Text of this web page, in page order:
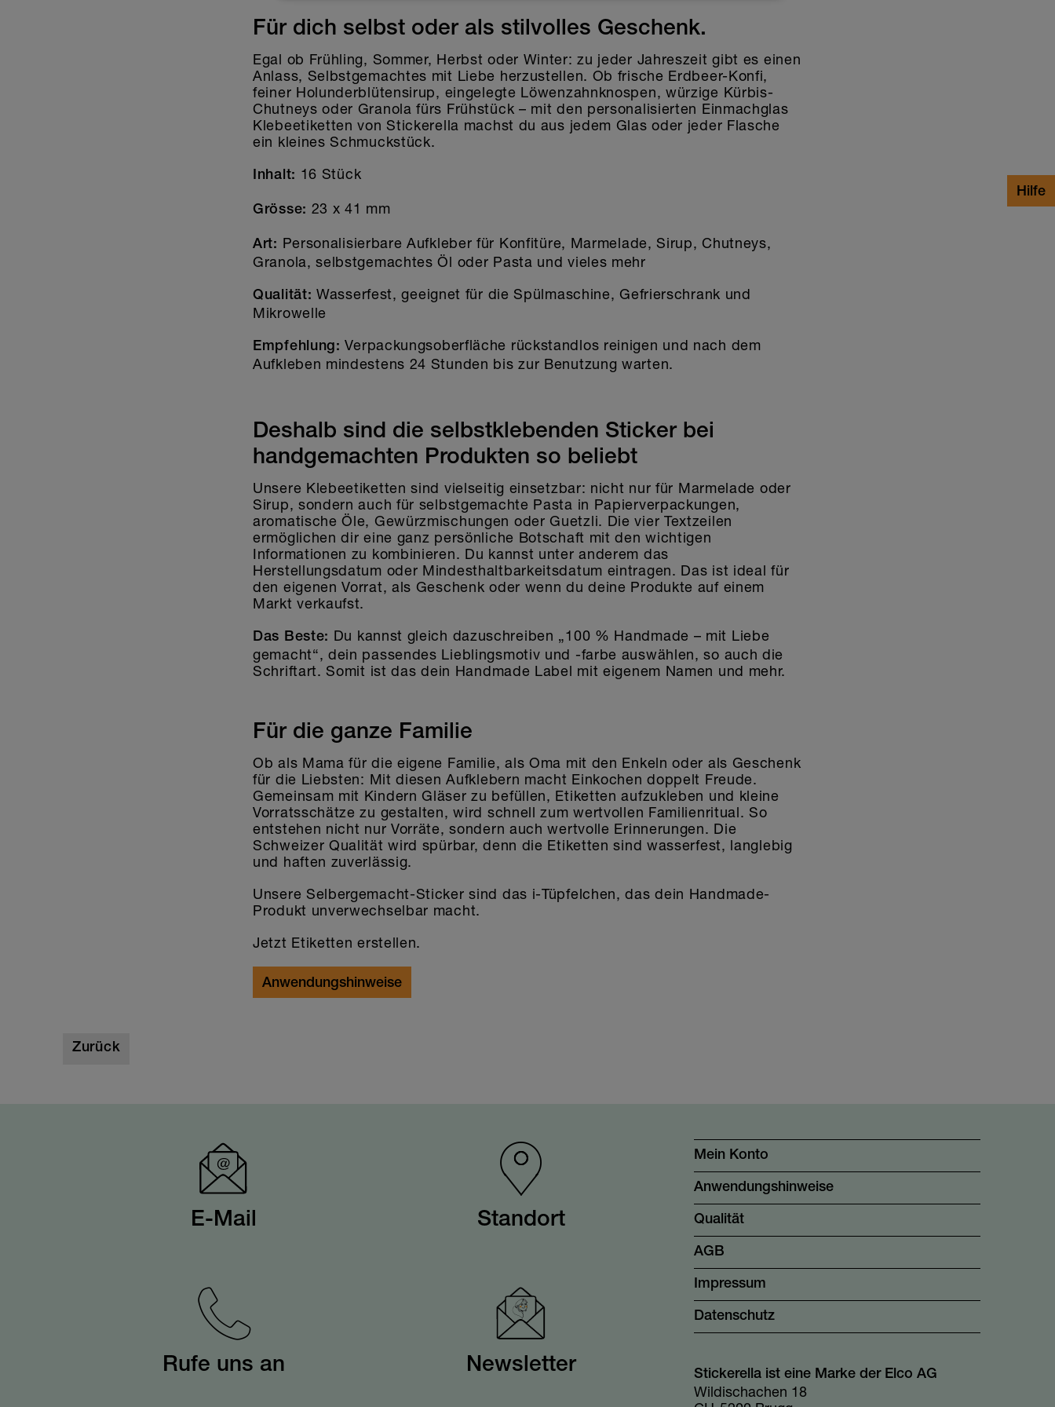
Für dich selbst oder als stilvolles Geschenk.
Egal ob Frühling, Sommer, Herbst oder Winter: zu jeder Jahreszeit gibt es einen
Anlass, Selbstgemachtes mit Liebe herzustellen. Ob frische Erdbeer-Konfi,
feiner Holunderblütensirup, eingelegte Löwenzahnknospen, würzige Kürbis-
Chutneys oder Granola fürs Frühstück – mit den personalisierten Einmachglas
Klebeetiketten von Stickerella machst du aus jedem Glas oder jeder Flasche
ein kleines Schmuckstück.
Inhalt: 16 Stück
Grösse: 23 x 41 mm
Art: Personalisierbare Aufkleber für Konfitüre, Marmelade, Sirup, Chutneys,
Granola, selbstgemachtes Öl oder Pasta und vieles mehr
Qualität: Wasserfest, geeignet für die Spülmaschine, Gefrierschrank und
Mikrowelle
Empfehlung: Verpackungsoberfläche rückstandlos reinigen und nach dem
Aufkleben mindestens 24 Stunden bis zur Benutzung warten.
Deshalb sind die selbstklebenden Sticker bei
handgemachten Produkten so beliebt
Unsere Klebeetiketten sind vielseitig einsetzbar: nicht nur für Marmelade oder
Sirup, sondern auch für selbstgemachte Pasta in Papierverpackungen,
aromatische Öle, Gewürzmischungen oder Guetzli. Die vier Textzeilen
ermöglichen dir eine ganz persönliche Botschaft mit den wichtigen
Informationen zu kombinieren. Du kannst unter anderem das
Herstellungsdatum oder Mindesthaltbarkeitsdatum eintragen. Das ist ideal für
den eigenen Vorrat, als Geschenk oder wenn du deine Produkte auf einem
Markt verkaufst.
Das Beste: Du kannst gleich dazuschreiben „100 % Handmade – mit Liebe
gemacht“, dein passendes Lieblingsmotiv und -farbe auswählen, so auch die
Schriftart. Somit ist das dein Handmade Label mit eigenem Namen und mehr.
Für die ganze Familie
Ob als Mama für die eigene Familie, als Oma mit den Enkeln oder als Geschenk
für die Liebsten: Mit diesen Aufklebern macht Einkochen doppelt Freude.
Gemeinsam mit Kindern Gläser zu befüllen, Etiketten aufzukleben und kleine
Vorratsschätze zu gestalten, wird schnell zum wertvollen Familienritual. So
entstehen nicht nur Vorräte, sondern auch wertvolle Erinnerungen. Die
Schweizer Qualität wird spürbar, denn die Etiketten sind wasserfest, langlebig
und haften zuverlässig.
Unsere Selbergemacht-Sticker sind das i-Tüpfelchen, das dein Handmade-
Produkt unverwechselbar macht.
Jetzt Etiketten erstellen.
Anwendungshinweise
Zurück
info@stickerella.com
E-Mail Standort
Rufe uns an Newsletter
Mein Konto
Anwendungshinweise
Qualität
AGB
Impressum
Datenschutz
Stickerella ist eine Marke der Elco AG
Wildischachen 18